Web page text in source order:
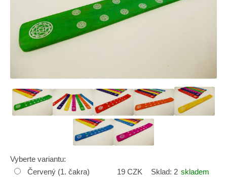
Vyberte variantu:
Červený (1. čakra)
19 CZK Sklad: 2 skladem